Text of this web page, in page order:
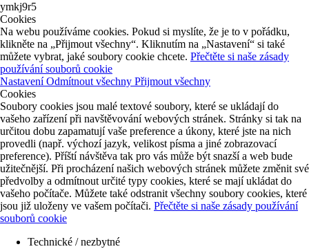
ymkj9r5
Cookies
Na webu používáme cookies. Pokud si myslíte, že je to v pořádku,
klikněte na „Přijmout všechny“. Kliknutím na „Nastavení“ si také
můžete vybrat, jaké soubory cookie chcete. Přečtěte si naše zásady
používání souborů cookie
NastaveníOdmítnout všechny Přijmout všechny
Cookies
Soubory cookies jsou malé textové soubory, které se ukládají do
vašeho zařízení při navštěvování webových stránek. Stránky si tak na
určitou dobu zapamatují vaše preference a úkony, které jste na nich
provedli (např. výchozí jazyk, velikost písma a jiné zobrazovací
preference). Příští návštěva tak pro vás může být snazší a web bude
užitečnější. Při procházení našich webových stránek můžete změnit své
předvolby a odmítnout určité typy cookies, které se mají ukládat do
vašeho počítače. Můžete také odstranit všechny soubory cookies, které
jsou již uloženy ve vašem počítači. Přečtěte si naše zásady používání
souborů cookie
Technické / nezbytné